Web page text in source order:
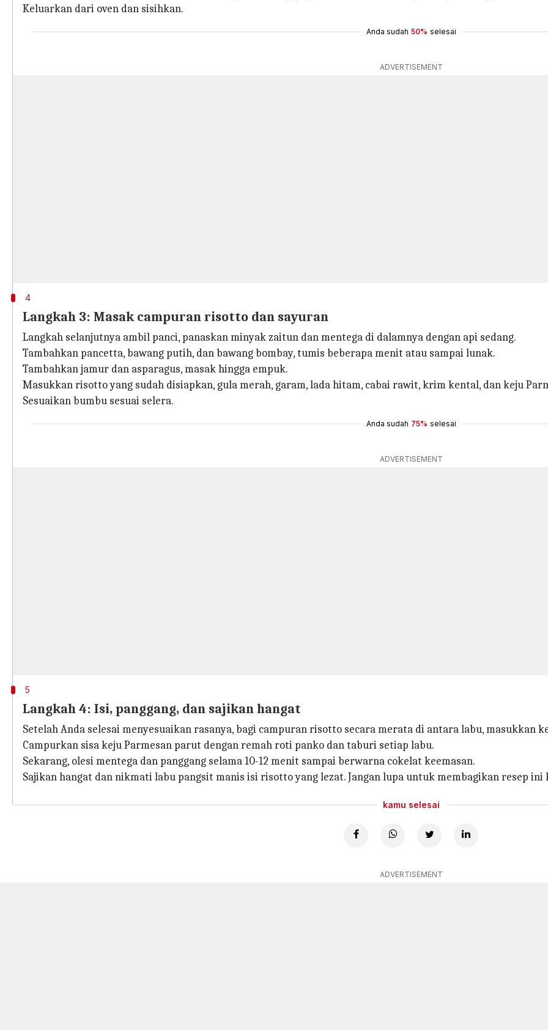
Keluarkan dari oven dan sisihkan.
Anda sudah 50% selesai
ADVERTISEMENT
4
Langkah 3: Masak campuran risotto dan sayuran
Langkah selanjutnya ambil panci, panaskan minyak zaitun dan mentega di dalamnya dengan api sedang.
Tambahkan pancetta, bawang putih, dan bawang bombay, tumis beberapa menit atau sampai lunak.
Tambahkan jamur dan asparagus, masak hingga empuk.
Masukkan risotto yang sudah disiapkan, gula merah, garam, lada hitam, cabai rawit, krim kental, dan keju
Sesuaikan bumbu sesuai selera.
Anda sudah 75% selesai
ADVERTISEMENT
5
Langkah 4: Isi, panggang, dan sajikan hangat
Setelah Anda selesai menyesuaikan rasanya, bagi campuran risotto secara merata di antara labu, masukkan
Campurkan sisa keju Parmesan parut dengan remah roti panko dan taburi setiap labu.
Sekarang, olesi mentega dan panggang selama 10-12 menit sampai berwarna cokelat keemasan.
Sajikan hangat dan nikmati labu pangsit manis isi risotto yang lezat. Jangan lupa untuk membagikan resep ini
kamu selesai
ADVERTISEMENT